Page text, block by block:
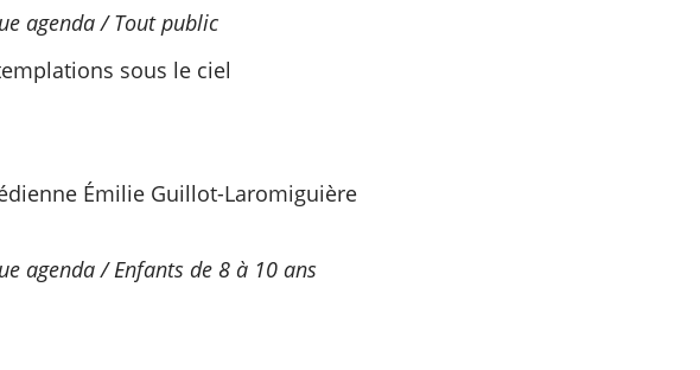
agenda / Tout public
sous le ciel
Émilie Guillot-Laromiguière
agenda / Enfants de 8 à 10 ans